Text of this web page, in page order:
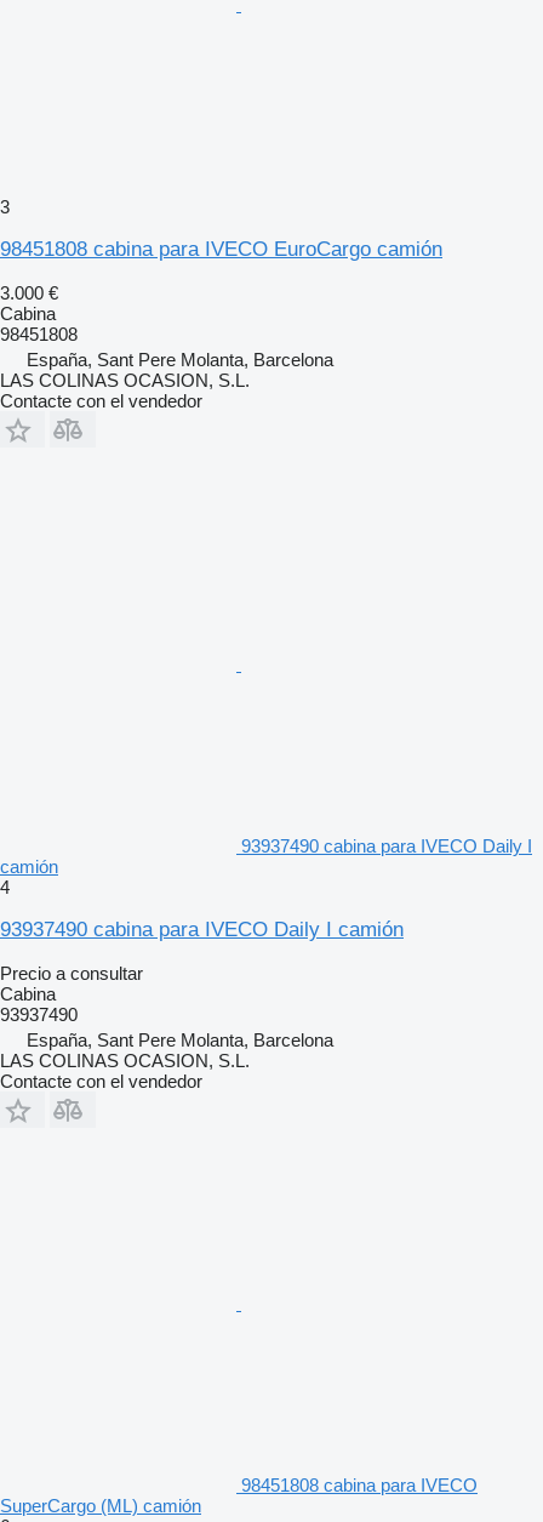
3
98451808 cabina para IVECO EuroCargo camión
3.000 €
Cabina
98451808
España, Sant Pere Molanta, Barcelona
LAS COLINAS OCASION, S.L.
Contacte con el vendedor
93937490 cabina para IVECO Daily I
camión
4
93937490 cabina para IVECO Daily I camión
Precio a consultar
Cabina
93937490
España, Sant Pere Molanta, Barcelona
LAS COLINAS OCASION, S.L.
Contacte con el vendedor
98451808 cabina para IVECO
SuperCargo (ML) camión